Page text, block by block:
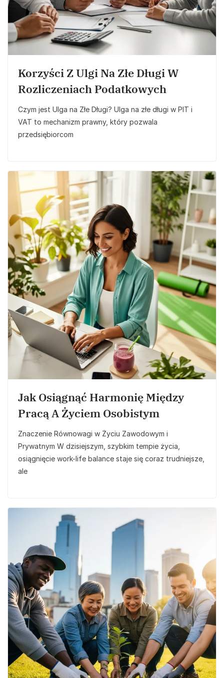
Korzyści Z Ulgi Na Złe Długi W
Rozliczeniach Podatkowych
Czym jest Ulga na Złe Długi? Ulga na złe długi w PIT i
VAT to mechanizm prawny, który pozwala
przedsiębiorcom
Jak Osiągnąć Harmonię Między
Pracą A Życiem Osobistym
Znaczenie Równowagi w Życiu Zawodowym i
Prywatnym W dzisiejszym, szybkim tempie życia,
osiągnięcie work-life balance staje się coraz trudniejsze,
ale